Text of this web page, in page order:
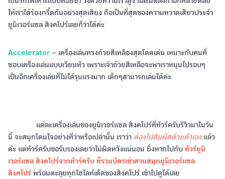
ให้เราได้ร้องกรี๊ดกันอย่างสุดเสียง ถือเป็นที่สุดของความหวาดเสียวประจำ
ยูนิเวอร์แซล สิงคโปร์เลยก็ว่าได้ค่ะ
Accelerator – เครื่องเล่นทรงถ้วยสีเหลืองสุดโดดเด่น เหมาะกับคนที่
ชอบเครื่องเล่นแบบเวียนหัว เพราะเจ้าถ้วยสีเหลือจะพาเราหมุนไปรอบๆ
เป็นอีกเครื่องเล่นที่ไม่ได้รุนแรงมาก เด็กๆสามารถเล่นได้ค่ะ
แต่ละเครื่องเล่นของยูนิเวอร์แซล สิงคโปร์ที่ทัวร์ครับรีวิวมาในวัน
นี้ จะสนุกโดนใจอย่างที่ว่าหรือเปล่านั้น เราว่า ต้องไปสัมผัสด้วยตัวเอง แล้ว
ค่ะ แต่ทัวร์ครับขอรับรองเลยว่าไม่ผิดหวังแน่นอน ยิ่งหากไปกับ ทัวร์ยูนิ
เวอร์แซล สิงคโปร์จากทัวร์ครับ ที่รวมบัตรเข้าสวนสนุกยูนิเวอร์แซล
สิงคโปร์ พร้อมตะลุยทุกไฮไลท์เด็ดของสิงคโปร์ เข้าไปดูได้เลย